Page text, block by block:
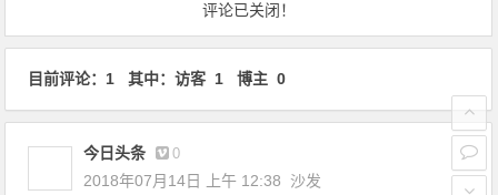
评论已关闭！
目前评论：1 其中：访客 1 博主 0
今日头条 0
2018年07月14日 上午 12:38 沙发